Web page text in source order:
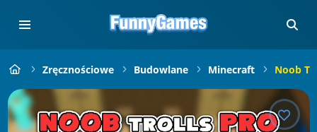
Zręcznościowe Budowlane Minecraft Noob